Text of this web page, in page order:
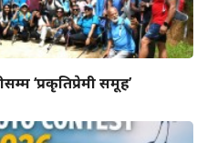
‘प्रकृतिप्रेमी समूह’